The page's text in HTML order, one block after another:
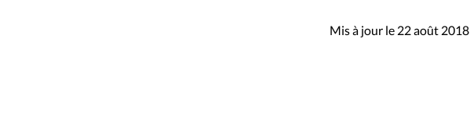
Mis à jour le 22 août 2018